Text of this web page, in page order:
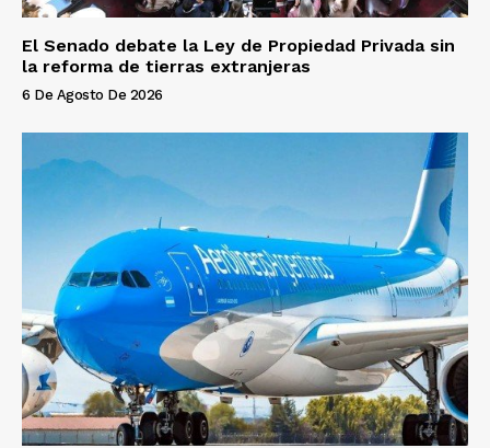
El Senado debate la Ley de Propiedad Privada sin
la reforma de tierras extranjeras
6 De Agosto De 2026